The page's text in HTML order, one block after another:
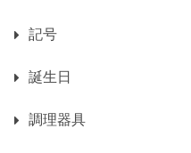
記号
誕生日
調理器具